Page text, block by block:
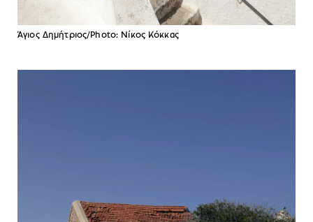
Άγιος Δημήτριος/Photo: Νίκος Κόκκας